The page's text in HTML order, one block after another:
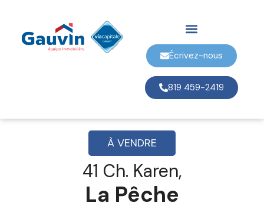
Écrivez-nous
819 459-2419
À VENDRE
41 Ch. Karen,
La Pêche